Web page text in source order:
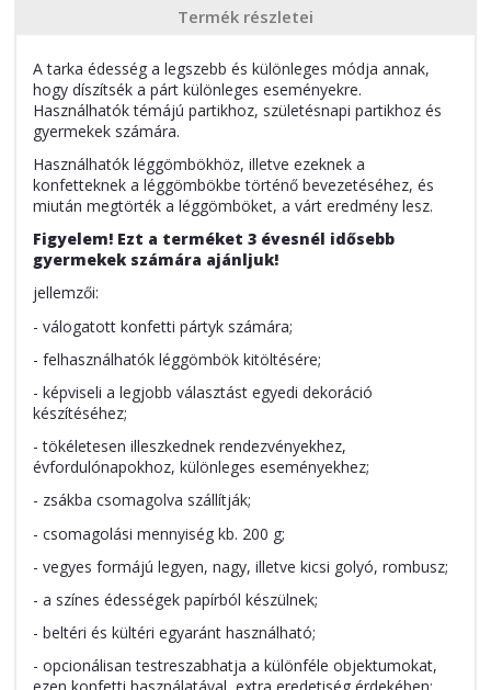
Termék részletei
A tarka édesség a legszebb és különleges módja annak,
hogy díszítsék a párt különleges eseményekre.
Használhatók témájú partikhoz, születésnapi partikhoz és
gyermekek számára.
Használhatók léggömbökhöz, illetve ezeknek a
konfetteknek a léggömbökbe történő bevezetéséhez, és
miután megtörték a léggömböket, a várt eredmény lesz.
Figyelem! Ezt a terméket 3 évesnél idősebb
gyermekek számára ajánljuk!
jellemzői:
- válogatott konfetti pártyk számára;
- felhasználhatók léggömbök kitöltésére;
- képviseli a legjobb választást egyedi dekoráció
készítéséhez;
- tökéletesen illeszkednek rendezvényekhez,
évfordulónapokhoz, különleges eseményekhez;
- zsákba csomagolva szállítják;
- csomagolási mennyiség kb. 200 g;
- vegyes formájú legyen, nagy, illetve kicsi golyó, rombusz;
- a színes édességek papírból készülnek;
- beltéri és kültéri egyaránt használható;
- opcionálisan testreszabhatja a különféle objektumokat,